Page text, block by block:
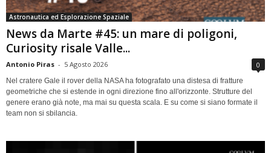
Astronautica ed Esplorazione Spaziale
News da Marte #45: un mare di poligoni,
Curiosity risale Valle...
Antonio Piras - 5 Agosto 2026 0
Nel cratere Gale il rover della NASA ha fotografato una distesa di fratture
geometriche che si estende in ogni direzione fino all'orizzonte. Strutture del
genere erano già note, ma mai su questa scala. E su come si siano formate il
team non si sbilancia.